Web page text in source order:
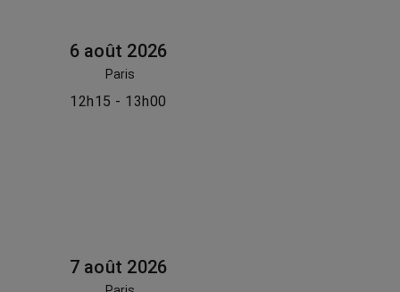
6 août 2026
Paris
12h15 - 13h00
7 août 2026